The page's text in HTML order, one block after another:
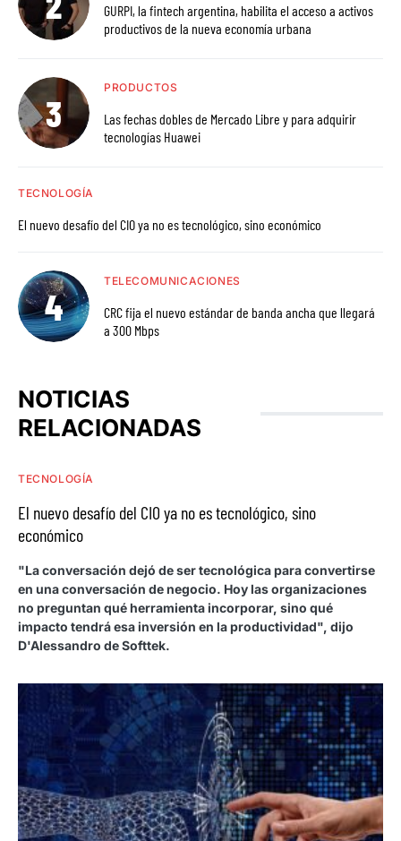
GURPI, la fintech argentina, habilita el acceso a activos
productivos de la nueva economía urbana
PRODUCTOS
Las fechas dobles de Mercado Libre y para adquirir
tecnologías Huawei
TECNOLOGÍA
El nuevo desafío del CIO ya no es tecnológico, sino económico
TELECOMUNICACIONES
CRC fija el nuevo estándar de banda ancha que llegará
a 300 Mbps
NOTICIAS
RELACIONADAS
TECNOLOGÍA
El nuevo desafío del CIO ya no es tecnológico, sino
económico
"La conversación dejó de ser tecnológica para convertirse
en una conversación de negocio. Hoy las organizaciones
no preguntan qué herramienta incorporar, sino qué
impacto tendrá esa inversión en la productividad", dijo
D'Alessandro de Softtek.